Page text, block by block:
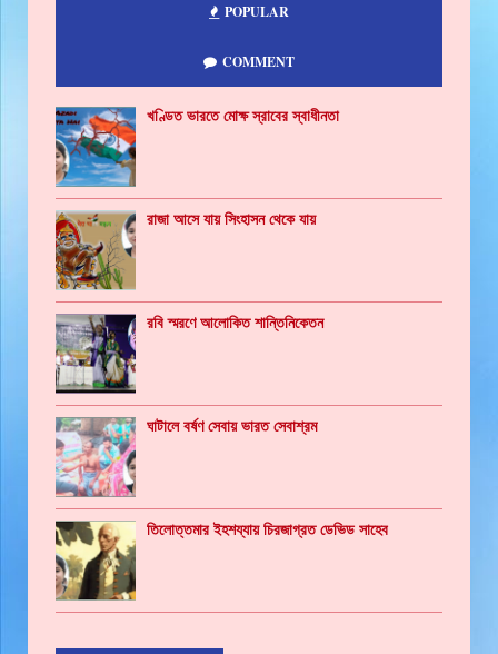
POPULAR
COMMENT
খণ্ডিত ভারতে মোক্ষ স্রাবের স্বাধীনতা
রাজা আসে যায় সিংহাসন থেকে যায়
রবি স্মরণে আলোকিত শান্তিনিকেতন
ঘাটালে বর্ষণ সেবায় ভারত সেবাশ্রম
তিলোত্তমার ইহশয্যায় চিরজাগ্রত ডেভিড সাহেব